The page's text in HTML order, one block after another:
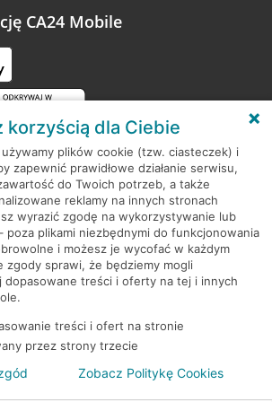
CA24 Mobile
Polska S.A. Wszelkie prawa zastrzeżone
korzyścią dla Ciebie
plików cookie (tzw. ciasteczek) i
zapewnić prawidłowe działanie serwisu,
do Twoich potrzeb, a także
reklamy na innych stronach
wyrazić zgodę na wykorzystywanie lub
poza plikami niezbędnymi do funkcjonowania
i możesz je wycofać w każdym
zgody sprawi, że będziemy mogli
dopasowane treści i oferty na tej i innych
treści i ofert na stronie
przez strony trzecie
Zobacz Politykę Cookies